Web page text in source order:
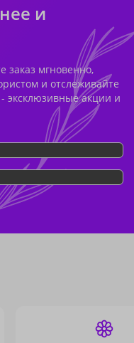
и
заказ мгновенно,
и отслеживайте
эксклюзивные акции и